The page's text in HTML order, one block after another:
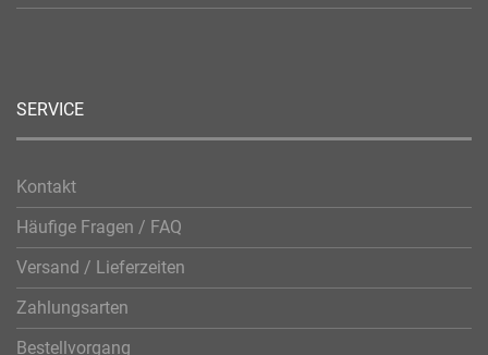
SERVICE
Kontakt
Häufige Fragen / FAQ
Versand / Lieferzeiten
Zahlungsarten
Bestellvorgang